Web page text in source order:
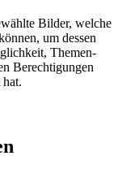
Bilder, welche
um dessen
Themen-
Berechtigungen